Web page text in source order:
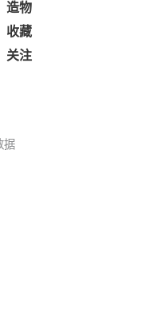
造物
收藏
关注
据